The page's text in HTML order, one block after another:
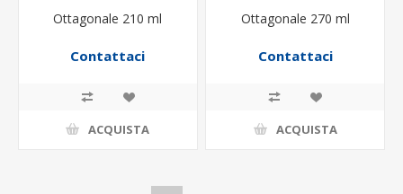
Ottagonale 210 ml
Contattaci
ACQUISTA
Ottagonale 270 ml
Contattaci
ACQUISTA